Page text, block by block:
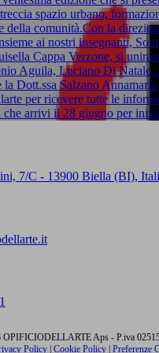
spazio urbano,
della comunità.Con la
ai nostri insegnanti,
Cappa Verzone, si
Aguila, Luciano Di Natale,
Dott.ssa Salzano Annamaria
per ricevere tutte le
che arrivi il 28 giugno per
7/C - 13900 Biella (BI),
Aps - P.iva
Policy Cookie Policy Preferenze